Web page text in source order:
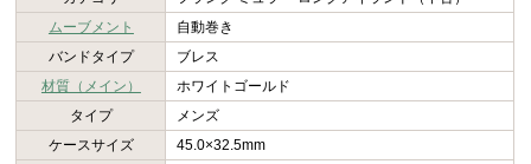
ムーブメント
自動巻き
バンドタイプ
ブレス
材質（メイン）
ホワイトゴールド
タイプ
メンズ
ケースサイズ
45.0×32.5mm